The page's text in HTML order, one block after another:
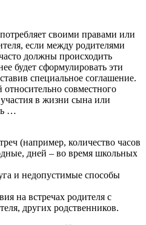
своими правами или
если между родителями
должны происходить
будет сформулировать эти
специальное соглашение.
совместного
в жизни сына или
…
(например, количество часов
дней – во время школьных
и недопустимые способы
на встречах родителя с
других родственников.